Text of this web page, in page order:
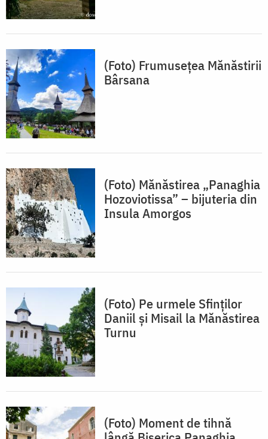
(Foto) Frumusețea Mănăstirii
Bârsana
(Foto) Mănăstirea „Panaghia
Hozoviotissa” – bijuteria din
Insula Amorgos
(Foto) Pe urmele Sfinților
Daniil și Misail la Mănăstirea
Turnu
(Foto) Moment de tihnă